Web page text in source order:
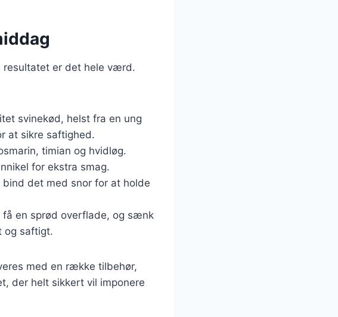
er det hele værd.
svinekød, helst fra en ung
at sikre saftighed.
timian og hvidløg.
for ekstra smag.
det med snor for at holde
få en sprød overflade, og sænk
og saftigt.
med en række tilbehør,
der helt sikkert vil imponere